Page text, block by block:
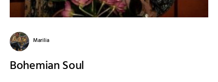
Marilia
Bohemian Soul